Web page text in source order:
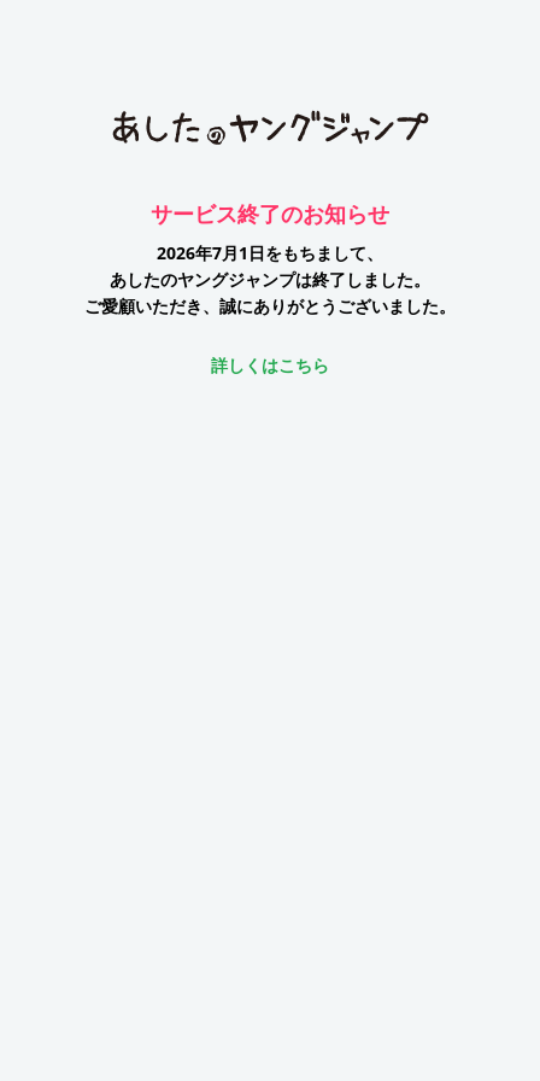
サービス終了のお知らせ
2026年7月1日をもちまして、
あしたのヤングジャンプは終了しました。
ご愛顧いただき、誠にありがとうございました。
詳しくはこちら